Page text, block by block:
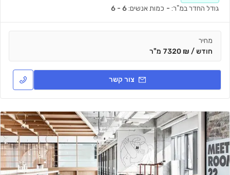
כמות אנשים:6 - 6 גודל החדר במ"ר: -
מחיר
חודש / ₪ 7320 מ"ר
צור קשר